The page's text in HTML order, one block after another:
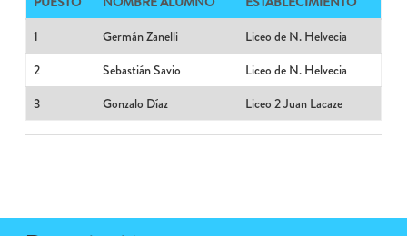
1
Germán Zanelli
Liceo de N. Helvecia
2
Sebastián Savio
Liceo de N. Helvecia
3
Gonzalo Díaz Liceo 2 Juan Lacaze